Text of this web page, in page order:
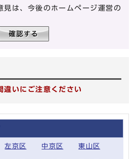
見は、今後のホームページ運営の
違いにご注意ください
左京区 中京区 東山区